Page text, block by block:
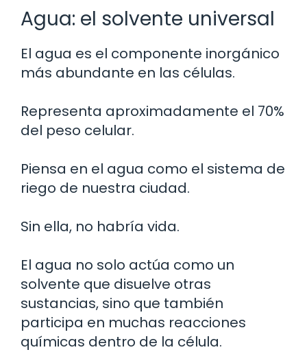
Agua: el solvente universal
El agua es el componente inorgánico
más abundante en las células.
Representa aproximadamente el 70%
del peso celular.
Piensa en el agua como el sistema de
riego de nuestra ciudad.
Sin ella, no habría vida.
El agua no solo actúa como un
solvente que disuelve otras
sustancias, sino que también
participa en muchas reacciones
químicas dentro de la célula.